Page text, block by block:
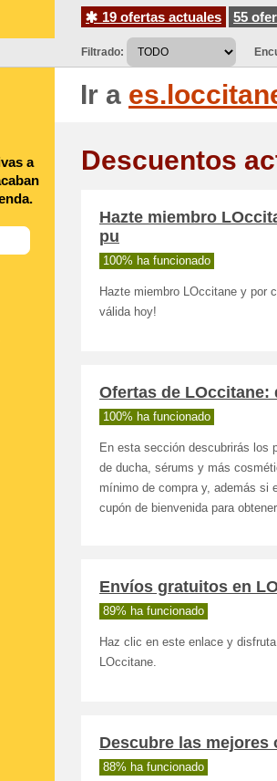
19 ofertas actuales
55
Filtrado:
Ir a
a
Descuentos
Hazte miembro
pu
100% ha funcionado
Hazte miembro LOccitane y por
válida hoy!
Ofertas de
100% ha funcionado
En esta sección descubrirás los
de ducha, sérums y más
mínimo de compra y, además si
cupón de bienvenida para
Envíos gratuitos en
89% ha funcionado
Haz clic en este enlace y
LOccitane.
Descubre las mejores
88% ha funcionado